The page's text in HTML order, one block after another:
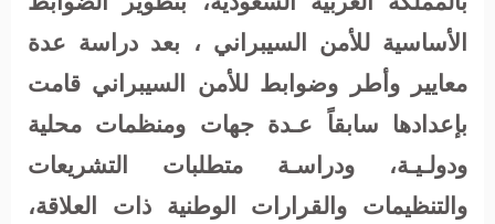
الأساسية للأمن السيبراني ، بعد دراسة عدة
معايير وأطر وضوابط للأمن السيبراني قامت
بإعدادها سابقاً عـدة جهات ومنظمات محلية
ودولـيـة، ودراسـة متطلبات التشريعات
والتنظيمات والقرارات الوطنية ذات العلاقة،